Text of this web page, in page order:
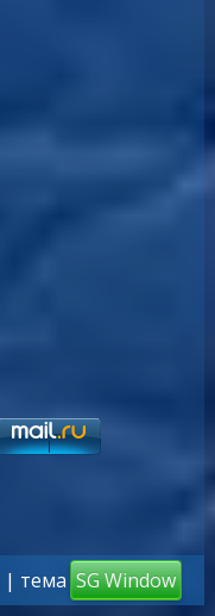
| темаSG Window